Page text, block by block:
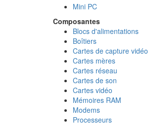
Mini PC
Composantes
Blocs d'alimentations
Boîtiers
Cartes de capture vidéo
Cartes mères
Cartes réseau
Cartes de son
Cartes vidéo
Mémoires RAM
Modems
Processeurs